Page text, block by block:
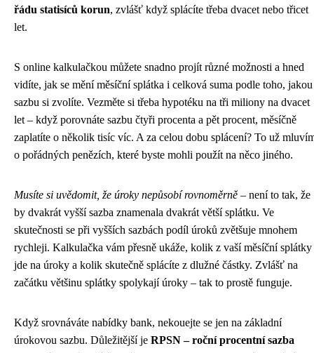
řádu statisíců korun, zvlášť když splácíte třeba dvacet nebo třicet
let.
S online kalkulačkou můžete snadno projít různé možnosti a hned
vidíte, jak se mění měsíční splátka i celková suma podle toho, jakou
sazbu si zvolíte. Vezměte si třeba hypotéku na tři miliony na dvacet
let – když porovnáte sazbu čtyři procenta a pět procent, měsíčně
zaplatíte o několik tisíc víc. A za celou dobu splácení? To už
o pořádných penězích, které byste mohli použít na něco jiného.
Musíte si uvědomit, že úroky nepůsobí rovnoměrně – není to tak, že
by dvakrát vyšší sazba znamenala dvakrát větší splátku. Ve
skutečnosti se při vyšších sazbách podíl úroků zvětšuje mnohem
rychleji. Kalkulačka vám přesně ukáže, kolik z vaší měsíční splátky
jde na úroky a kolik skutečně splácíte z dlužné částky. Zvlášť na
začátku většinu splátky spolykají úroky – tak to prostě funguje.
Když srovnáváte nabídky bank, nekouejte se jen na základní
úrokovou sazbu. Důležitější je RPSN – roční procentní sazba